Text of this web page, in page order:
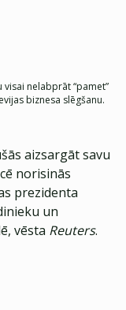
visai nelabprāt “pamet”
biznesa slēgšanu.
aizsargāt savu
norisinās
prezidenta
un
vēsta Reuters.